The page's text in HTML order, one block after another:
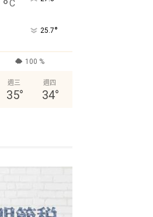
°C
25.7°
100 %
週三
35°
週四
34°